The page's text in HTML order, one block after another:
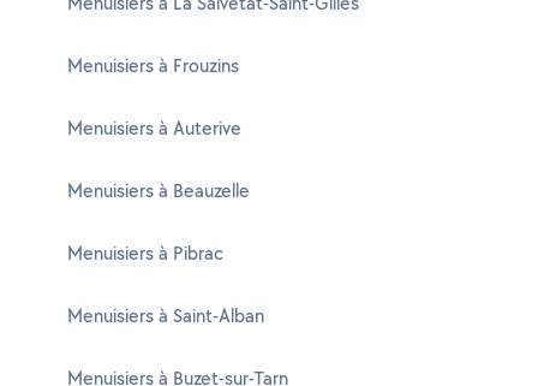
Menuisiers à Frouzins
Menuisiers à Auterive
Menuisiers à Beauzelle
Menuisiers à Pibrac
Menuisiers à Saint-Alban
Menuisiers à Buzet-sur-Tarn